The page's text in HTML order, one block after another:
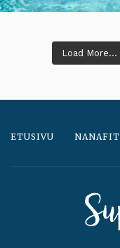
Load More...
ETUSIVU NANAFIT